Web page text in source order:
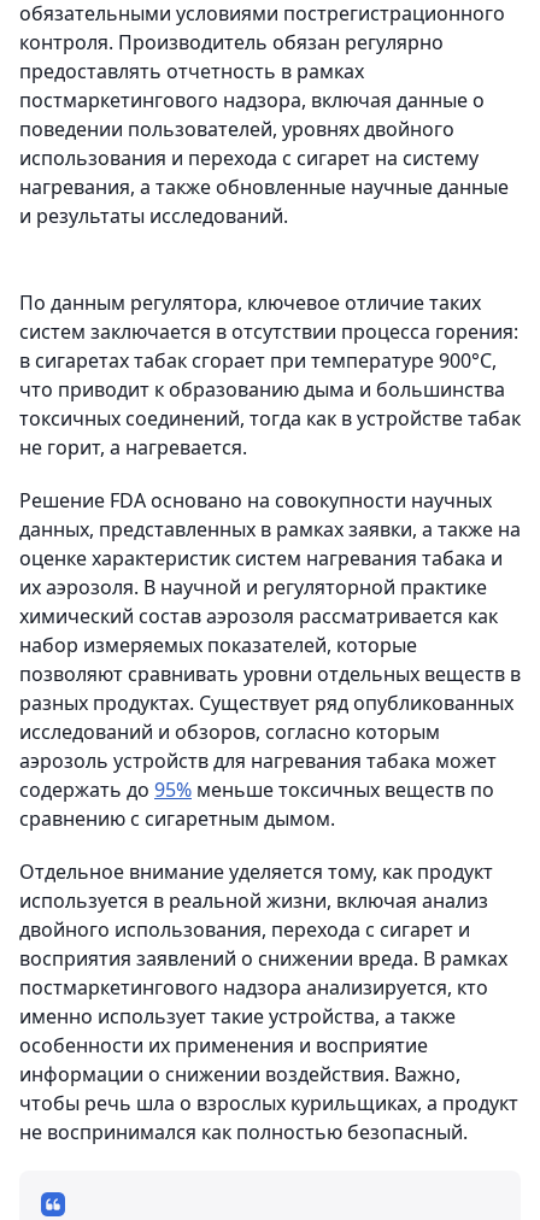
обязательными условиями пострегистрационного
контроля. Производитель обязан регулярно
предоставлять отчетность в рамках
постмаркетингового надзора, включая данные о
поведении пользователей, уровнях двойного
использования и перехода с сигарет на систему
нагревания, а также обновленные научные данные
и результаты исследований.
По данным регулятора, ключевое отличие таких
систем заключается в отсутствии процесса горения:
в сигаретах табак сгорает при температуре 900°C,
что приводит к образованию дыма и большинства
токсичных соединений, тогда как в устройстве табак
не горит, а нагревается.
Решение FDA основано на совокупности научных
данных, представленных в рамках заявки, а также на
оценке характеристик систем нагревания табака и
их аэрозоля. В научной и регуляторной практике
химический состав аэрозоля рассматривается как
набор измеряемых показателей, которые
позволяют сравнивать уровни отдельных веществ в
разных продуктах. Существует ряд опубликованных
исследований и обзоров, согласно которым
аэрозоль устройств для нагревания табака может
содержать до 95% меньше токсичных веществ по
сравнению с сигаретным дымом.
Отдельное внимание уделяется тому, как продукт
используется в реальной жизни, включая анализ
двойного использования, перехода с сигарет и
восприятия заявлений о снижении вреда. В рамках
постмаркетингового надзора анализируется, кто
именно использует такие устройства, а также
особенности их применения и восприятие
информации о снижении воздействия. Важно,
чтобы речь шла о взрослых курильщиках, а продукт
не воспринимался как полностью безопасный.